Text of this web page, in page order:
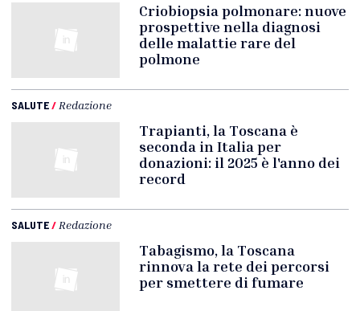
Criobiopsia polmonare: nuove
prospettive nella diagnosi
delle malattie rare del
polmone
SALUTE/ Redazione
Trapianti, la Toscana è
seconda in Italia per
donazioni: il 2025 è l'anno dei
record
SALUTE/ Redazione
Tabagismo, la Toscana
rinnova la rete dei percorsi
per smettere di fumare